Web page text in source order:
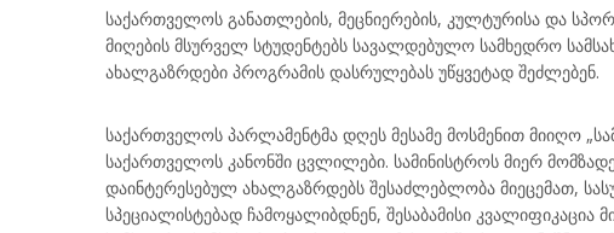
საქართველოს განათლების, მეცნიერების, კულტურისა და
მიღების მსურველ სტუდენტებს სავალდებულო სამხედრო
ახალგაზრდები პროგრამის დასრულებას უწყვეტად შეძლებენ.
საქართველოს პარლამენტმა დღეს მესამე მოსმენით მიიღო
საქართველოს კანონში ცვლილები. სამინისტროს მიერ
დაინტერესებულ ახალგაზრდებს შესაძლებლობა მიეცემათ,
სპეციალისტებად ჩამოყალიბდნენ, შესაბამისი